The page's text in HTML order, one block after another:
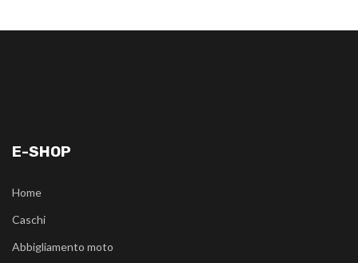
E-SHOP
Home
Caschi
Abbigliamento moto